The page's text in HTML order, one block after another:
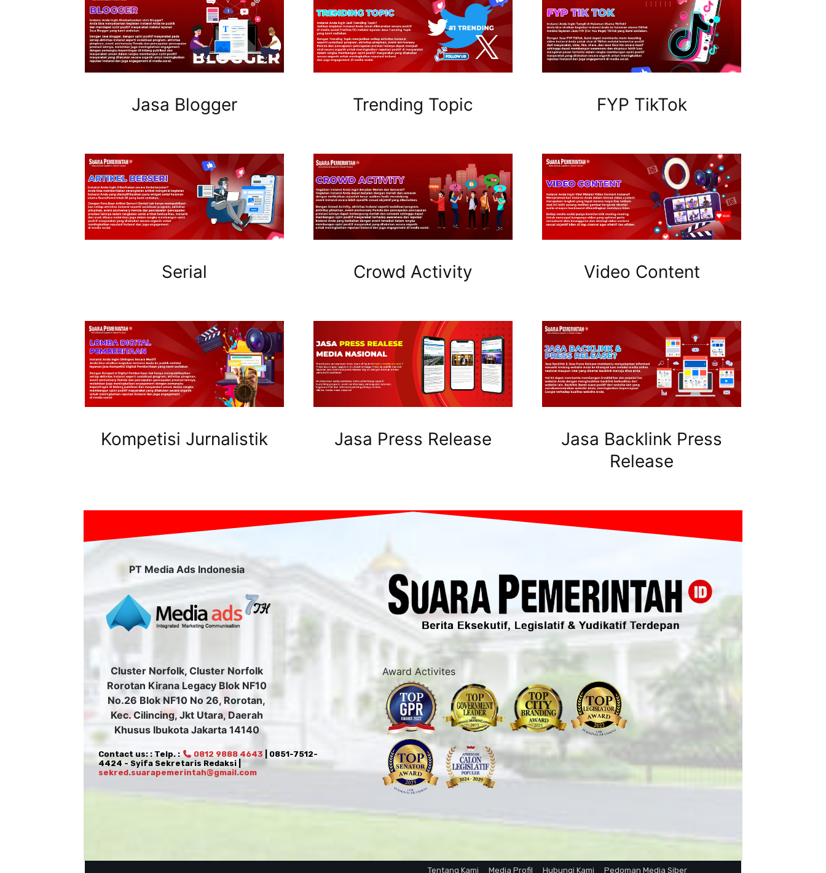
Jasa Blogger
Serial
Kompetisi Jurnalistik
Trending Topic
Crowd Activity
Jasa Press Release
FYP TikTok
Video Content
Jasa Backlink Press
Release
PT Media Ads Indonesia
Cluster Norfolk, Cluster Norfolk
Rorotan Kirana Legacy Blok NF10
No.26 Blok NF10 No 26, Rorotan,
Kec. Cilincing, Jkt Utara, Daerah
Khusus Ibukota Jakarta 14140
Contact us: : Telp. : 0812 9888 4643 | 0851-7512-
4424 - Syifa Sekretaris Redaksi |
sekred.suarapemerintah@gmail.com
Award Activites
Tentang Kami Media Profil Hubungi Kami
Pedoman Media Siber